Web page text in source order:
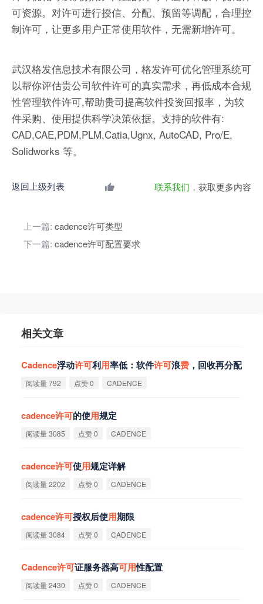
可资源。对许可进行授信、分配、预留等调配，合理控
制许可，让更多用户正常使用软件，无需新增许可。
武汉格发信息技术有限公司，格发许可优化管理系统可
以帮你评估贵公司软件许可的真实需求，再低成本合规
性管理软件许可,帮助贵司提高软件投资回报率，为软
件采购、使用提供科学决策依据。支持的软件有:
CAD,CAE,PDM,PLM,Catia,Ugnx, AutoCAD, Pro/E,
Solidworks 等。
返回上级列表 联系我们 ，获取更多内容
上一篇: cadence许可类型
下一篇: cadence许可配置要求
相关文章
Cadence浮动许可利用率低：软件许可浪费 ，回收再分配
阅读量 792 点赞 0 CADENCE
cadence许可的使用规定
阅读量 3085 点赞 0 CADENCE
cadence许可使用规定详解
阅读量 2202 点赞 0 CADENCE
cadence许可授权后使用期限
阅读量 3084 点赞 0 CADENCE
Cadence许可证服务器高可用性配置
阅读量 2430 点赞 0 CADENCE